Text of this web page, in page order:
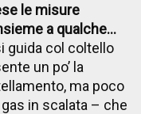
le misure
a qualche...
guida col coltello
un po’ la
ma poco
in scalata – che